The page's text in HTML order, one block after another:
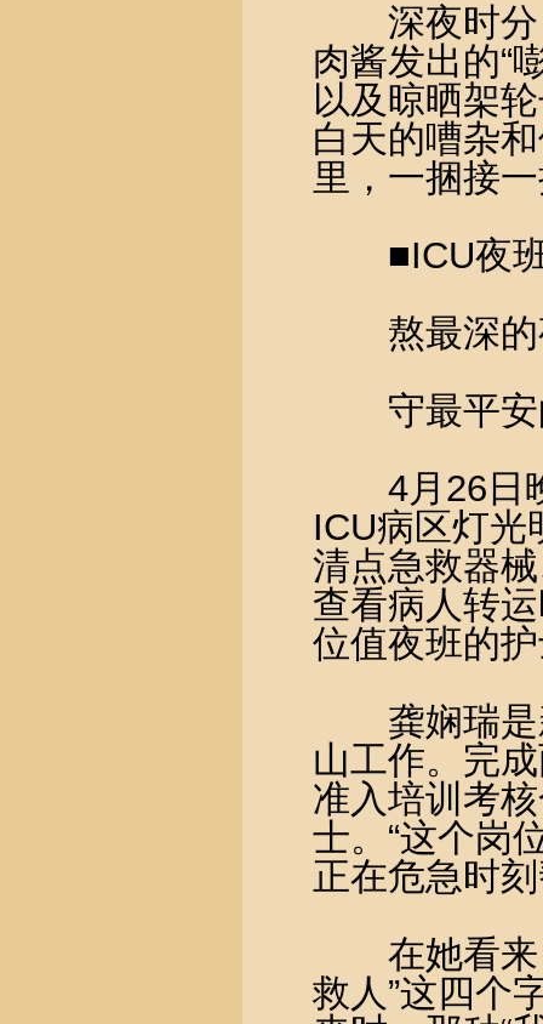
深夜时分
肉酱发出的“
以及晾晒架
白天的嘈杂
里，一捆接
■ICU夜班
熬最深的
守最平安
4月26日晚
ICU病区灯光
清点急救器
查看病人转
位值夜班的
龚娴瑞是
山工作。完
准入培训考
士。“这个岗
正在危急时
在她看来
救人”这四个